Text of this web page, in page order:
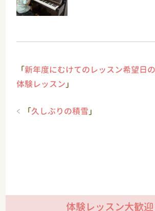
「新年度にむけてのレッスン希望日
体験レッスン 」
「久しぶりの積雪 」
体験レッスン大歓迎